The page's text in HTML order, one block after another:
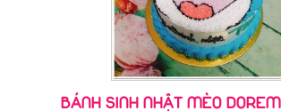
BÁNH SINH NHẬT MÈO